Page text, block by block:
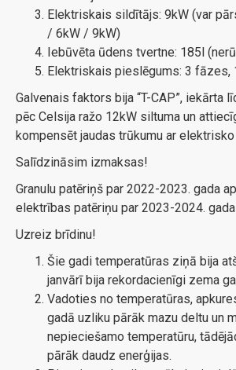
Elektriskais sildītājs: 9kW (var
/ 6kW / 9kW)
Iebūvēta ūdens tvertne: 185l
Elektriskais pieslēgums: 3 fāzes,
Galvenais faktors bija “T-CAP”, iekārta
pēc Celsija ražo 12kW siltuma un
kompensēt jaudas trūkumu ar
Salīdzināsim izmaksas!
Granulu patēriņš par 2022-2023. gada
elektrības patēriņu par 2023-2024.
Uzreiz brīdinu!
Šie gadi temperatūras ziņā bija
janvārī bija rekordacienīgi zema
Vadoties no temperatūras,
gadā uzliku pārāk mazu deltu un
nepieciešamo temperatūru,
pārāk daudz enerģijas.